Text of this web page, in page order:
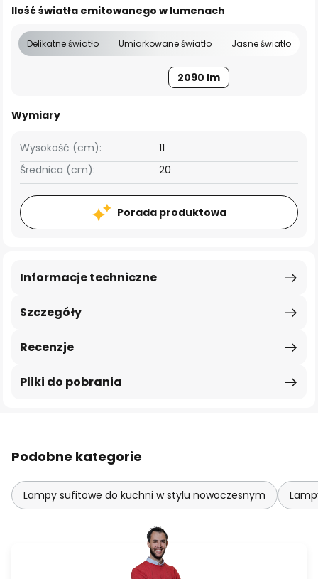
Ilość światła emitowanego w lumenach
Delikatne światło Umiarkowane światło Jasne światło
2090 lm
Wymiary
Wysokość (cm):
11
Średnica (cm):
20
Porada produktowa
Szczegóły
Informacje techniczne
Recenzje
Pliki do pobrania
Podobne kategorie
Lampy sufitowe do kuchni w stylu nowoczesnym